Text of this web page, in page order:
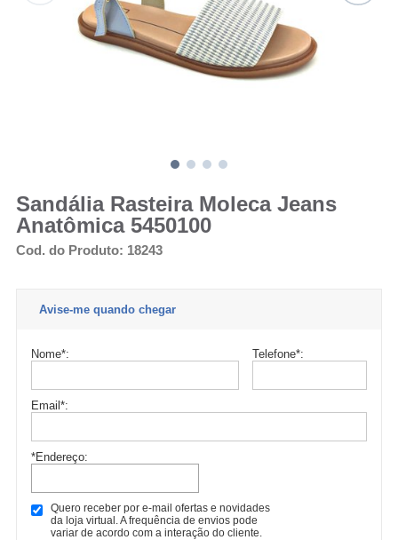
Sandália Rasteira Moleca Jeans
Anatômica 5450100
Cod. do Produto: 18243
Avise-me quando chegar
Nome*: Telefone*:
Email *:
*Endereço:
Quero receber por e-mail ofertas e novidades
da loja virtual. A frequência de envios pode
variar de acordo com a interação do cliente.